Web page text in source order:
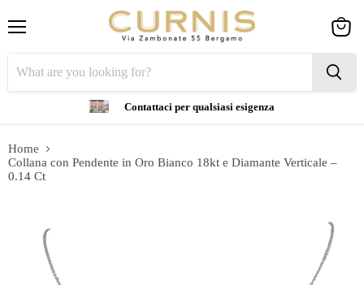
Contattaci per qualsiasi esigenza
cart
Home
Collana con Pendente in Oro Bianco 18kt e Diamante Verticale –
0.14 Ct